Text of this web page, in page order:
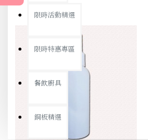
限時活動精選
限時特惠專區
餐飲廚具
銅板精選